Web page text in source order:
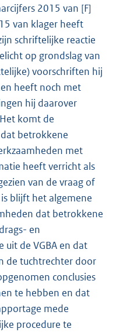
2015 van [F]
van klager heeft
schriftelijke reactie
op grondslag van
voorschriften hij
heeft noch met
hij daarover
komt de
betrokkene
met
heeft verricht als
van de vraag of
blijft het algemene
dat betrokkene
en
de VGBA en dat
de tuchtrechter door
conclusies
te hebben en dat
mede
procedure te